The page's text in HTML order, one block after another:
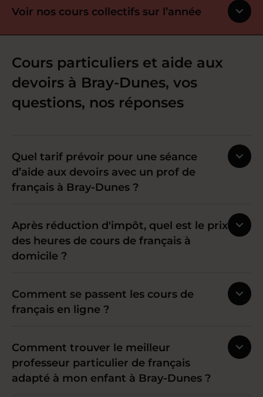
Voir nos cours collectifs sur l’année
Cours particuliers et aide aux
devoirs à Bray-Dunes, vos
questions, nos réponses
Quel tarif prévoir pour une séance
d’aide aux devoirs avec un prof de
français à Bray-Dunes ?
Après réduction d'impôt, quel est le prix
des heures de cours de français à
domicile ?
Comment se passent les cours de
français en ligne ?
Comment trouver le meilleur
professeur particulier de français
adapté à mon enfant à Bray-Dunes ?